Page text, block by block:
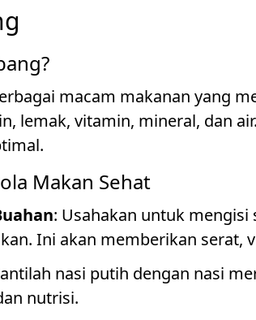
macam makanan yang
lemak, vitamin, mineral, dan
Makan Sehat
: Usahakan untuk
Ini akan memberikan serat,
nasi putih dengan nasi
nutrisi.